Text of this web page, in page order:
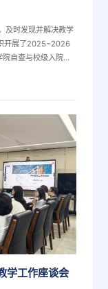
及时发现并解决教学
开展了2025~2026
自查与校级入院检
不足。
学工作座谈会